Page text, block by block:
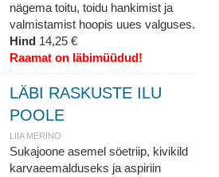
nägema toitu, toidu hankimist ja
valmistamist hoopis uues valguses.
Hind 14,25 €
Raamat on läbimüüdud!
LÄBI RASKUSTE ILU
POOLE
LIIA MERINO
Sukajoone asemel söetriip, kivikild
karvaeemalduseks ja aspiriin